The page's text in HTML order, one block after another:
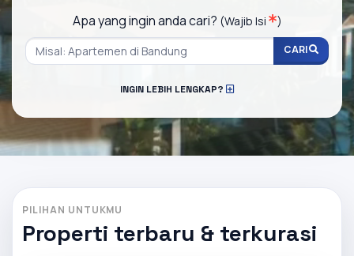
Apa yang ingin anda cari? (Wajib Isi )
CARI
INGIN LEBIH LENGKAP?
PILIHAN UNTUKMU
Properti terbaru & terkurasi